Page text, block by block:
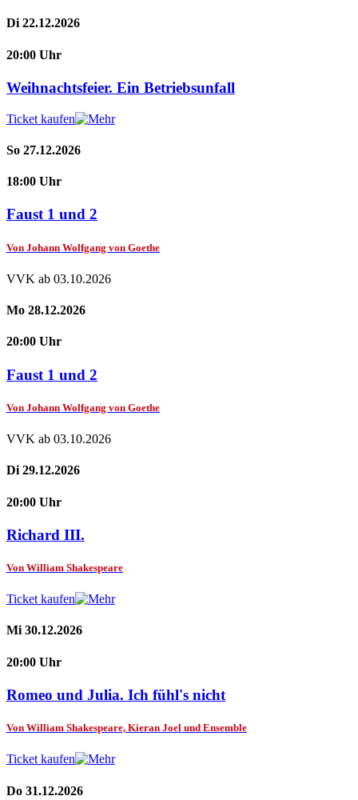
Di 22.12.2026
20:00 Uhr
Weihnachtsfeier. Ein Betriebsunfall
Ticket kaufen
So 27.12.2026
18:00 Uhr
Faust 1 und 2
Von Johann Wolfgang von Goethe
VVK ab 03.10.2026
Mo 28.12.2026
20:00 Uhr
Faust 1 und 2
Von Johann Wolfgang von Goethe
VVK ab 03.10.2026
Di 29.12.2026
20:00 Uhr
Richard III.
Von William Shakespeare
Ticket kaufen
Mi 30.12.2026
20:00 Uhr
Romeo und Julia. Ich fühl's nicht
Von William Shakespeare, Kieran Joel und Ensemble
Ticket kaufen
Do 31.12.2026